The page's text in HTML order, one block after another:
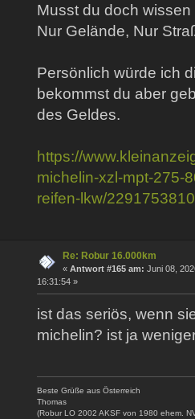
Musst du doch
Nur Gelände, Nur
Persönlich würde ich
bekommst du aber
des Geldes.
https://
michelin-xzl-mpt-275-
reifen-lkw/
Re: Robur 16.000km
« Antwort #165 am: Juni 08,
16:31:54 »
ist das seriös, wenn
michelin? ist ja
Beste Grüße aus Österreich
Thomas
(Robur LO 2002 AKSF von 1980 ehem.